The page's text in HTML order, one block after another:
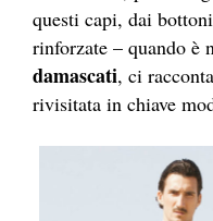
questi capi, dai
rinforzate – quando è
damascati, ci
rivisitata in chiave